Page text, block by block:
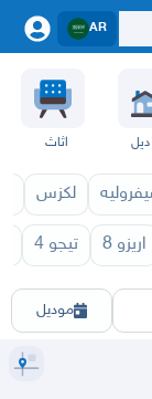
AR
ديل اثاث
لكزس
اريزو 8 تيجو 4
القصيمحائل أبها الباحة
موديل
1971 QQ 1970